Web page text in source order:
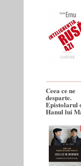
Ceea ce ne
desparte.
Epistolarul
Hanul lui